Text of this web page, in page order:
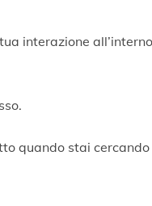
interazione
quando stai